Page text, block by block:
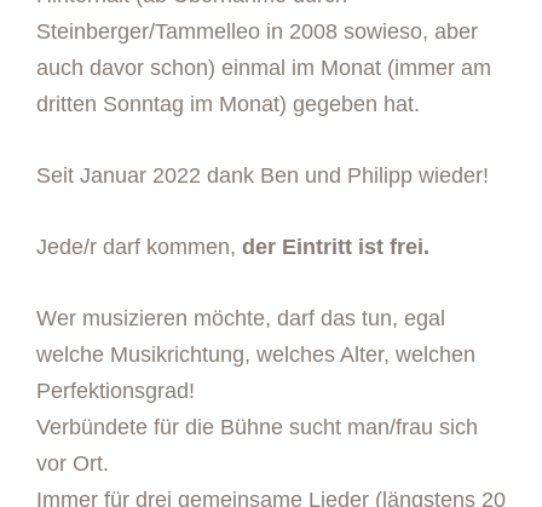
Steinberger/Tammelleo in 2008 sowieso, aber
auch davor schon) einmal im Monat (immer am
dritten Sonntag im Monat) gegeben hat.
Seit Januar 2022 dank Ben und Philipp wieder!
Jede/r darf kommen, der Eintritt ist frei.
Wer musizieren möchte, darf das tun, egal
welche Musikrichtung, welches Alter, welchen
Perfektionsgrad!
Verbündete für die Bühne sucht man/frau sich
vor Ort.
Immer für drei gemeinsame Lieder (längstens 20